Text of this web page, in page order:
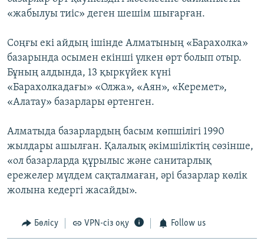
«жабылуы тиіс» деген шешім шығарған.
Соңғы екі айдың ішінде Алматының «Барахолка»
базарында осымен екінші үлкен өрт болып отыр.
Бұның алдында, 13 қыркүйек күні
«Барахолкадағы» «Олжа», «Аян», «Керемет»,
«Алатау» базарлары өртенген.
Алматыда базарлардың басым көпшілігі 1990
жылдары ашылған. Қалалық әкімшіліктің сөзінше,
«ол базарларда құрылыс және санитарлық
ережелер мүлдем сақталмаған, әрі базарлар көлік
жолына кедергі жасайды».
Бөлісу VPN-сіз оқу Follow us